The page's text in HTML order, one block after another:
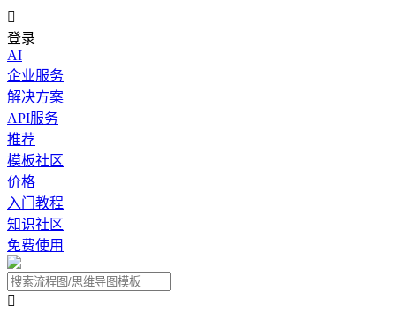

登录
AI
企业服务
解决方案
API服务
推荐
模板社区
价格
入门教程
知识社区
免费使用
